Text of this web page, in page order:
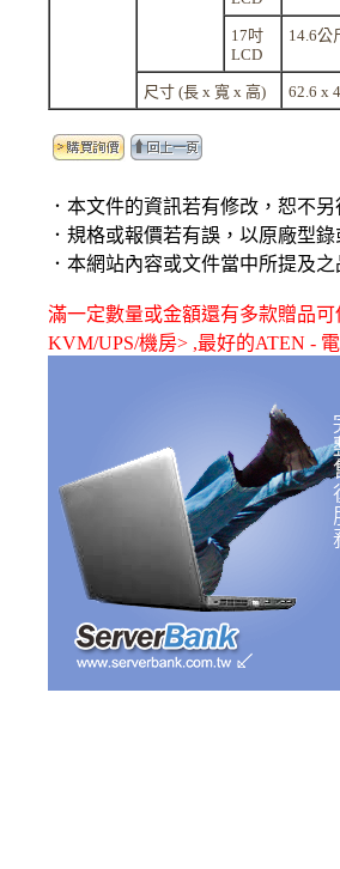
17吋
LCD
14.6公
尺寸 (長 x 寬 x 高) 62.6 x
．本文件的資訊若有修改，恕不另
．規格或報價若有誤，以原廠型
．本網站內容或文件當中所提及
滿一定數量或金額還有多款贈品可
KVM/UPS/機房> ,最好的ATEN -